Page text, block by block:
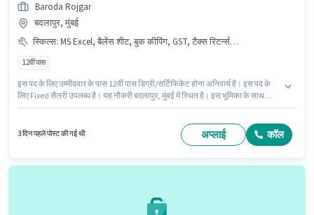
Baroda Rojgar
बदलापुर, मुंबई
स्किल्स: MS Excel, बैलेंस शीट, बुक कीपिंग, GST, टैक्स रिटर्न्स, टैक्सेशन - VAT & सेल्स टैक्स, Tally, ऑडिट, TDS
12वीं पास
इस पद के लिए उम्मीदवार के पास 12वीं पास डिग्री/सर्टिफिकेट होना अनिवार्य है। इस पद के
लिए Fixed सैलरी उपलब्ध है। यह नौकरी बदलापुर, मुंबई में स्थित है। इस भूमिका के साथ
ऑडिट, बैलेंस शीट, बुक कीपिंग, GST, MS Excel, Tally, टैक्स रिटर्न्स, टैक्सेशन - VAT &
3 दिन पहले पोस्ट की गई थी अप्लाई कॉल